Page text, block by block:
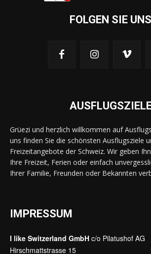
FOLGEN SIE UNS
Grüezi und herzlich willkommen auf
uns finden Sie die schönsten Ausflugsziele
Freizeitangebote der Schweiz. Wir geben
Ihre Freizeit, Ferien oder einfach
Ihrer Familie, Freunden oder Bekannten
IMPRESSUM
I like Switzerland GmbH c/o Pilatushof AG
Hirschmattstrasse 15